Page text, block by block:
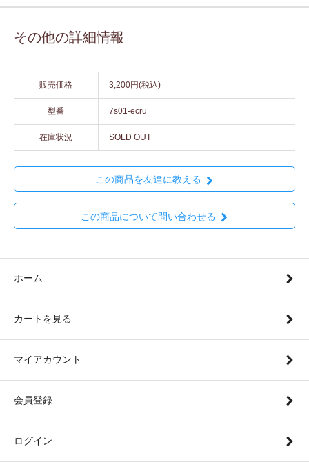
その他の詳細情報
販売価格 3,200円(税込)
型番 7s01-ecru
在庫状況 SOLD OUT
この商品を友達に教える
この商品について問い合わせる
ホーム
カートを見る
マイアカウント
会員登録
ログイン